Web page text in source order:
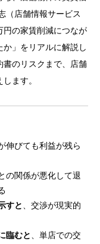
（店舗情報サービス
円の家賃削減につなが
」をリアルに解説し
書のリスクまで、店舗
ます。
伸びても利益が残ら
の関係が悪化して退
すと
、交渉が現実的
臨むと
、単店での交